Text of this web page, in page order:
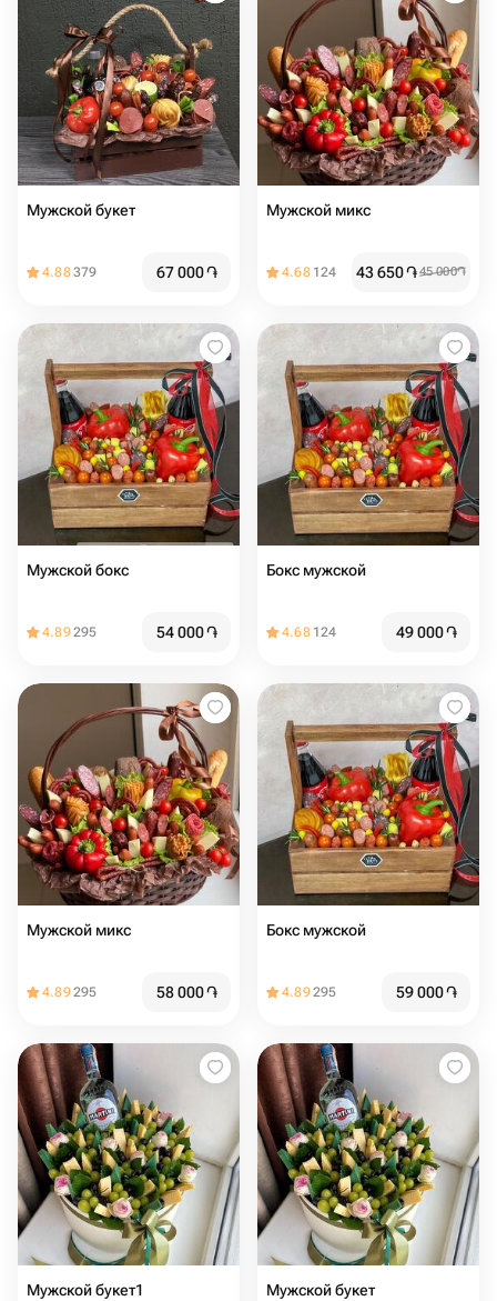
Мужской букет
4.88379 67 000֏
Мужской микс
4.68 124 43 650֏45 000֏
Мужской бокс
4.89295 54 000֏
Бокс мужской
4.68 124 49 000֏
Мужской микс
4.89295 58 000֏
Бокс мужской
4.89295 59 000֏
Мужской букет1 Мужской букет